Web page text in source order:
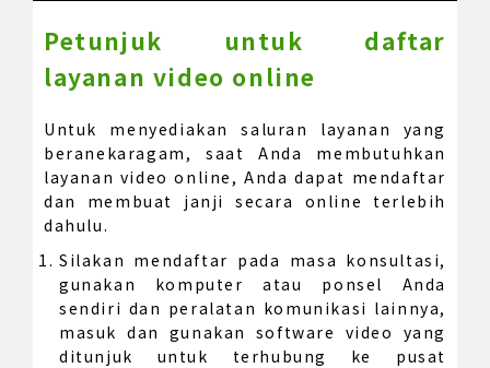
Petunjuk untuk daftar
layanan video online
Untuk menyediakan saluran layanan yang
beranekaragam, saat Anda membutuhkan
layanan video online, Anda dapat mendaftar
dan membuat janji secara online terlebih
dahulu.
Silakan mendaftar pada masa konsultasi,
gunakan komputer atau ponsel Anda
sendiri dan peralatan komunikasi lainnya,
masuk dan gunakan software video yang
ditunjuk untuk terhubung ke pusat